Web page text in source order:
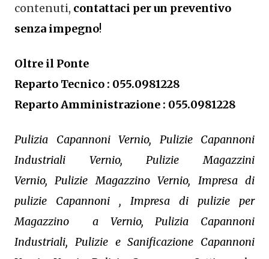
contenuti, contattaci per un preventivo
senza impegno!
Oltre il Ponte
Reparto Tecnico : 055.0981228
Reparto Amministrazione : 055.0981228
Pulizia Capannoni Vernio, Pulizie Capannoni
Industriali Vernio, Pulizie Magazzini
Vernio, Pulizie Magazzino Vernio, Impresa di
pulizie Capannoni , Impresa di pulizie per
Magazzino a Vernio, Pulizia Capannoni
Industriali, Pulizie e Sanificazione Capannoni